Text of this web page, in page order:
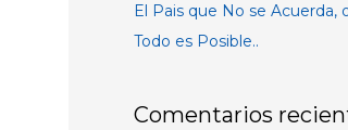
El Pais que No se Acuerda,
Todo es Posible..
Comentarios